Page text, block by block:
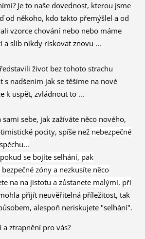
Je to naše dovednost, kterou jsme
od někoho, kdo takto přemýšlel a od
vzorce chování nebo nebo máme
a slib nikdy riskovat znovu ...
život bez tohoto strachu
s nadšením jak se těšíme na nové
k uspět, zvládnout to ...
sebe, jak zažíváte něco nového,
pocity, spíše než nebezpečné
se bojíte selhání, pak
zóny a nezkusíte něco
na na jistotu a zůstanete malými, při
přijít neuvěřitelná příležitost, tak
alespoň neriskujete "selhání".
a ztrapnění pro vás?